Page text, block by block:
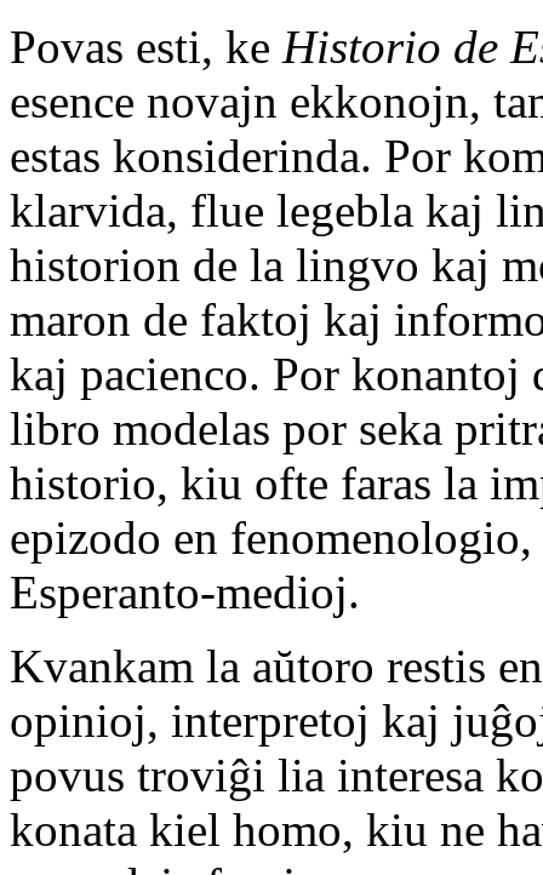
Povas esti, ke Historio de
esence novajn ekkonojn,
estas konsiderinda. Por
klarvida, flue legebla kaj
historion de la lingvo kaj
maron de faktoj kaj
kaj pacienco. Por konantoj
libro modelas por seka
historio, kiu ofte faras la
epizodo en
Esperanto-medioj.
Kvankam la aŭtoro restis
opinioj, interpretoj kaj
povus troviĝi lia interesa
konata kiel homo, kiu ne